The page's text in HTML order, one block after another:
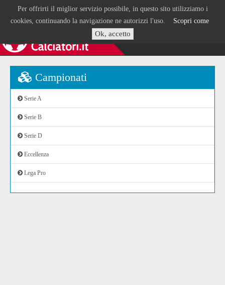
Per offrirti il miglior servizio possibile, in questo sito utilizziamo i
cookies, continuando la navigazione ne autorizzi l'uso. Scopri come
Ok, accetto
Campionati
Serie A
Serie B
Serie D
Eccellenza
Lega Pro